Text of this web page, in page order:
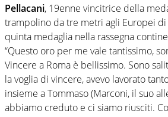
Pellacani, 19enne vincitrice della
trampolino da tre metri agli Europei di
quinta medaglia nella rassegna
“Questo oro per me vale tantissimo,
Vincere a Roma è bellissimo. Sono
la voglia di vincere, avevo lavorato
insieme a Tommaso (Marconi, il suo
abbiamo creduto e ci siamo riusciti.